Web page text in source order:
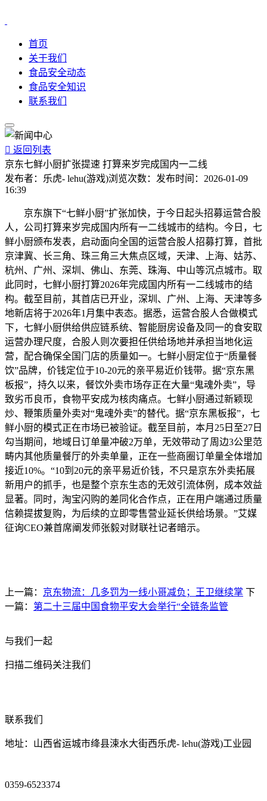
首页
关于我们
食品安全动态
食品安全知识
联系我们
 返回列表
京东七鲜小厨扩张提速 打算来岁完成国内一二线
发布者： 乐虎- lehu(游戏)浏览次数： 发布时间： 2026-01-09
16:39
京东旗下“七鲜小厨”扩张加快，于今日起头招募运营合股
人，公司打算来岁完成国内所有一二线城市的结构。今日，七
鲜小厨颁布发表，启动面向全国的运营合股人招募打算，首批
京津冀、长三角、珠三角三大焦点区域，天津、上海、姑苏、
杭州、广州、深圳、佛山、东莞、珠海、中山等沉点城市。取
此同时，七鲜小厨打算2026年完成国内所有一二线城市的结
构。截至目前，其首店已开业，深圳、广州、上海、天津等多
地新店将于2026年1月集中表态。据悉，运营合股人合做模式
下，七鲜小厨供给供应链系统、智能厨房设备及同一的食安取
运营办理尺度，合股人则次要担任供给场地并承担当地化运
营，配合确保全国门店的质量如一。七鲜小厨定位于“质量餐
饮”品牌，价钱定位于10-20元的亲平易近价钱带。据“京东黑
板报”，持久以来，餐饮外卖市场存正在大量“鬼魂外卖”，导
致劣币良币，食物平安成为核肉痛点。七鲜小厨通过新颖现
炒、鞭策质量外卖对“鬼魂外卖”的替代。据“京东黑板报”，七
鲜小厨的模式正在市场已被验证。截至目前，本月25日至27日
勾当期间，地域日订单量冲破2万单，无效带动了周边3公里范
畴内其他质量餐厅的外卖单量，正在一些商圈订单量全体增加
接近10%。“10到20元的亲平易近价钱，不只是京东外卖拓展
新用户的抓手，也是整个京东生态的无效引流体例，成本效益
显著。同时，淘宝闪购的差同化合作点，正在用户端通过质量
信赖提拔复购，为后续的立即零售营业延长供给场景。”艾媒
征询CEO兼首席阐发师张毅对财联社记者暗示。
上一篇： 京东物流：几多罚为一线小哥减负；王卫继续掌 下
一篇： 第二十三届中国食物平安大会举行“全链条监管
与我们一起
扫描二维码关注我们
联系我们
地址：山西省运城市绛县涑水大街西乐虎- lehu(游戏)工业园
0359-6523374